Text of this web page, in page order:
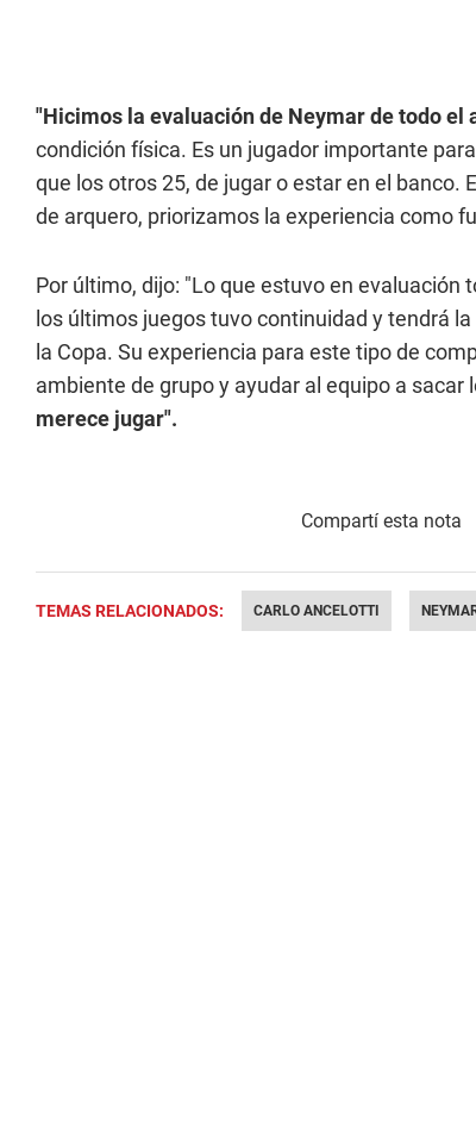
"Hicimos la evaluación de Neymar de todo el
condición física. Es un jugador importante
que los otros 25, de jugar o estar en el banco.
de arquero, priorizamos la experiencia como
Por último, dijo: "Lo que estuvo en evaluación
los últimos juegos tuvo continuidad y tendrá
la Copa. Su experiencia para este tipo de
ambiente de grupo y ayudar al equipo a sacar
merece jugar".
TEMAS RELACIONADOS: CARLO ANCELOTTI